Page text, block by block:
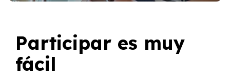
Participar es muy
fácil